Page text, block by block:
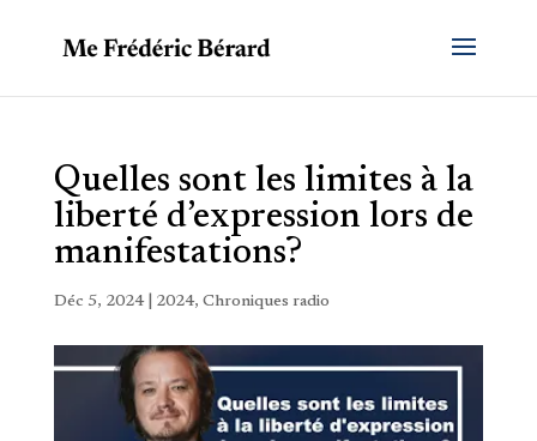
Quelles sont les limites à la
liberté d’expression lors de
manifestations?
Déc 5, 2024| 2024, Chroniques radio